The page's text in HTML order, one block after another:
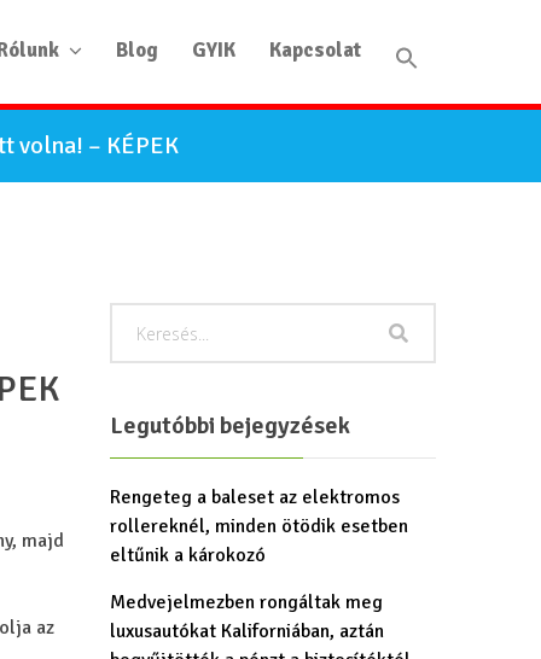
Blog GYIK Kapcsolat
volna! – KÉPEK
majd
az
Legutóbbi bejegyzések
Rengeteg a baleset az elektromos
rollereknél, minden ötödik esetben
eltűnik a károkozó
Medvejelmezben rongáltak meg
luxusautókat Kaliforniában, aztán